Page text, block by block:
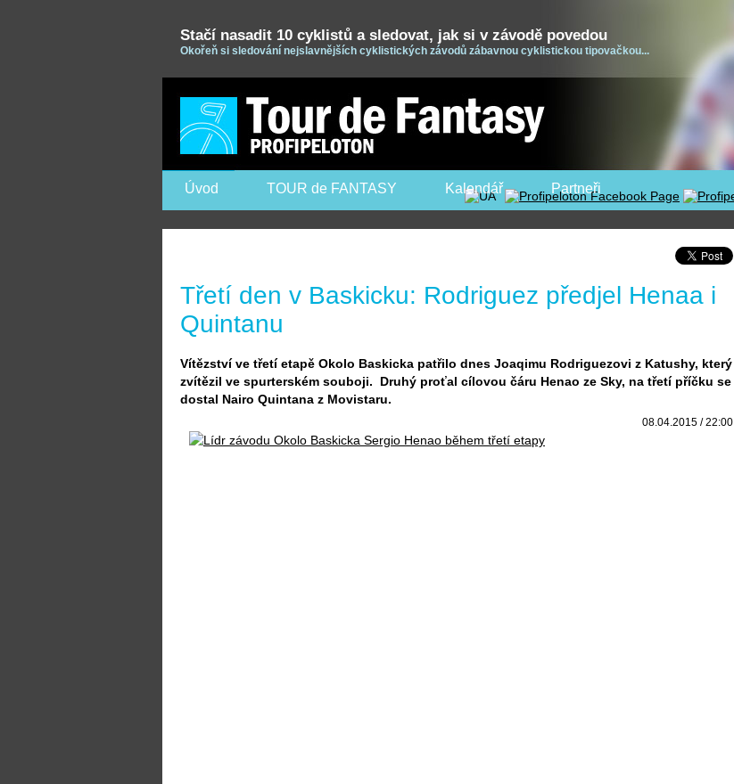
Stačí nasadit 10 cyklistů a sledovat, jak si v závodě povedou
Okořeň si sledování nejslavnějších cyklistických závodů zábavnou cyklistickou tipovačkou...
Úvod TOUR de FANTASY Kalendář Partneři
Třetí den v Baskicku: Rodriguez předjel Henaa i
Quintanu
Vítězství ve třetí etapě Okolo Baskicka patřilo dnes Joaqimu Rodriguezovi z Katushy, který
zvítězil ve spurterském souboji. Druhý proťal cílovou čáru Henao ze Sky, na třetí příčku se
dostal Nairo Quintana z Movistaru.
08.04.2015 / 22:00